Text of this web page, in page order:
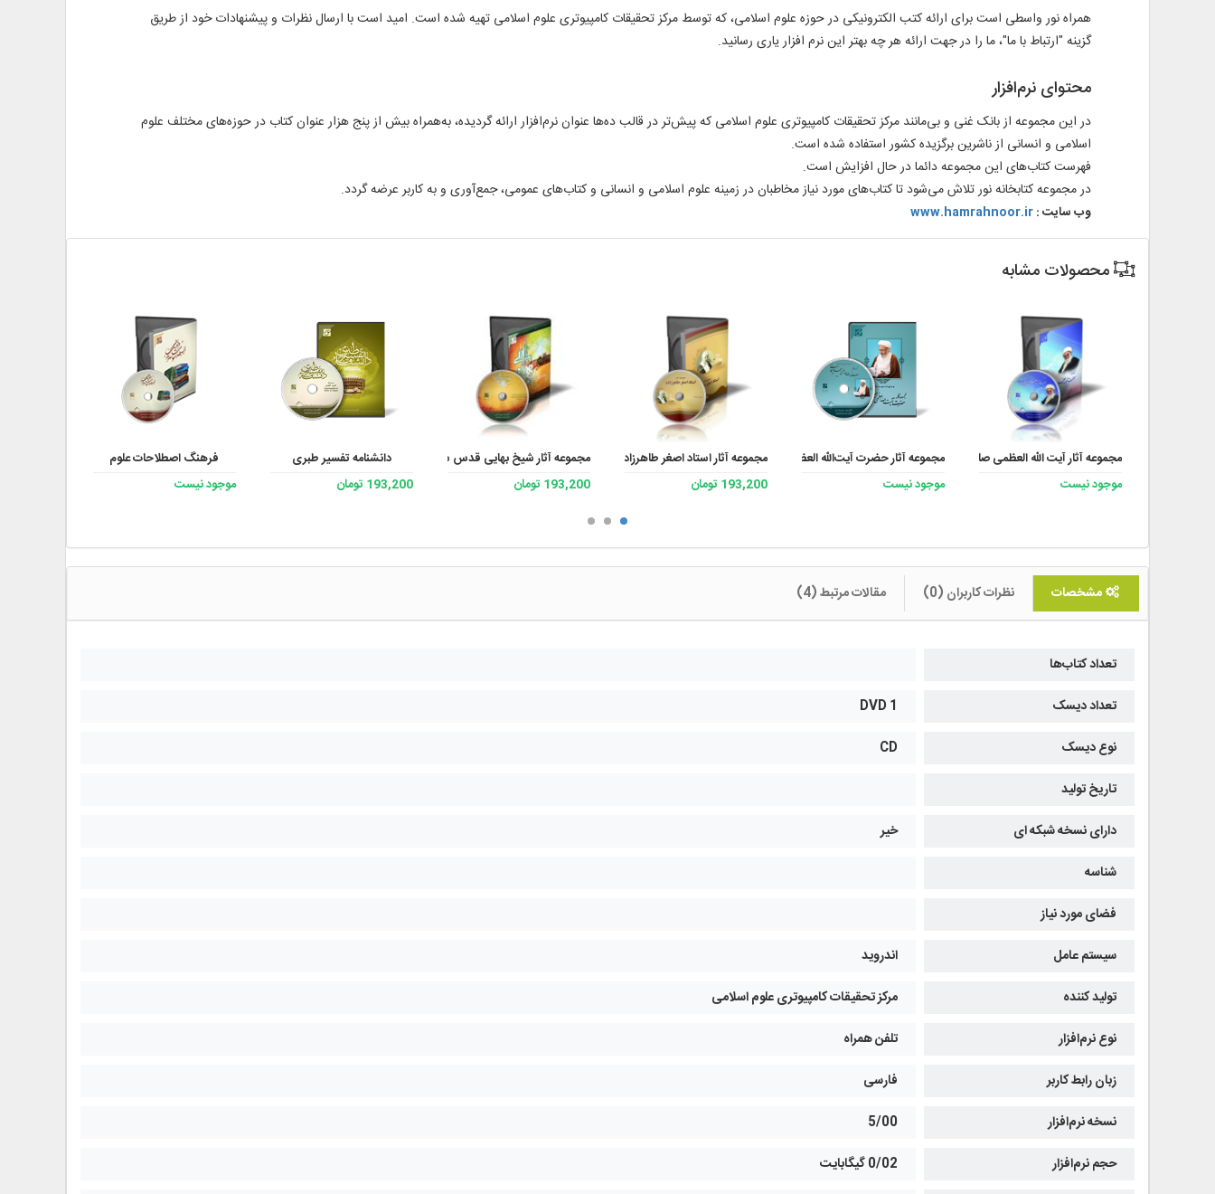
همراه نور واسطی است برای ارائه کتب الکترونیکی در حوزه علوم اسلامی، که توسط مرکز تحقیقات کامپیوتری علوم اسلامی تهیه شده است. امید است با ارسال نظرات و پیشنهادات خود از طریق
گزینه "ارتباط با ما"، ما را در جهت ارائه هر چه بهتر این نرم افزار یاری رسانید.
محتوای نرم‌افزار
در این مجموعه از بانک غنی و بی‌مانند مرکز تحقیقات کامپیوتری علوم اسلامی که پیش‌تر در قالب ده‌ها عنوان نرم‌افزار ارائه گردیده، به‌همراهبیش از پنج هزار عنوان کتاب در حوزه‌های مختلف علوم
اسلامی و انسانی از ناشرین برگزیده کشور استفاده شده است.
فهرست کتاب‌های این مجموعه دائما در حال افزایش است.
در مجموعه کتابخانهنورتلاش می‌شود تا کتاب‌های مورد نیاز مخاطبان در زمینه علوم اسلامی و انسانی و کتاب‌های عمومی، جمع‌آوری و به کاربر عرضه گردد.
وب سایت :www.hamrahnoor.ir
محصولات مشابه
مجموعه آثار آیت الله العظمی صافی گلپایگانی (ره)
موجود نیست
مجموعه آثار حضرت آیت‌الله العظمی جعفر سبحانی مد ظله نسخه 3
موجود نیست
مجموعه آثار استاد اصغر طاهرزاده
193,200 تومان
مجموعه آثار شیخ بهایی قدس سره 2
193,200 تومان
دانشنامه تفسیر طبری
193,200 تومان
فرهنگ اصطلاحات علوم
موجود نیست
مشخصات نظرات کاربران (0) مقالات مرتبط (4)
تعداد کتاب‌ها
تعداد دیسک
1 DVD
نوع دیسک
CD
تاریخ تولید
دارای نسخه شبکه ای
خیر
شناسه
فضای مورد نیاز
سیستم عامل
اندروید
تولید کننده
مرکز تحقیقات کامپیوتری علوم اسلامی
نوع نرم‌افزار
تلفن همراه
زبان رابط کاربر
فارسی
نسخه نرم‌افزار
5/00
حجم نرم‌افزار
0/02 گیگابایت